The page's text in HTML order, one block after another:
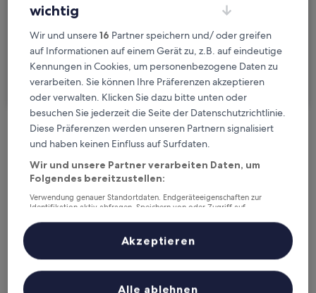
Gäste
2 Reisende, 1 Zimmer
Ich reise geschäftlich
Suchen
Kostenlose Stornierung bei
Planänderungen
Verdiene Prämien für jede
wahrgenommene Übernachtung
Mehr sparen mit Preisen für Mitglieder
wichtig
Wir und unsere16 Partner speichern und/ oder greifen
auf Informationen auf einem Gerät zu, z.B. auf eindeutige
Kennungen in Cookies, um personenbezogene Daten zu
verarbeiten. Sie können Ihre Präferenzen akzeptieren
oder verwalten. Klicken Sie dazu bitte unten oder
besuchen Sie jederzeit die Seite der Datenschutzrichtlinie.
Diese Präferenzen werden unseren Partnern signalisiert
und haben keinen Einfluss auf Surfdaten.
Wir und unsere Partner verarbeiten Daten, um
Folgendes bereitzustellen:
Verwendung genauer Standortdaten. Endgeräteeigenschaften zur
Identifikation aktiv abfragen. Speichern von oder Zugriff auf
Inhalte, Messung von Werbeleistung und der Performance von Inhalten,
Zielgruppenforschung sowie Entwicklung und Verbesserung von
Liste der Partner (Lieferanten)
Alle ablehnen
Akzeptieren